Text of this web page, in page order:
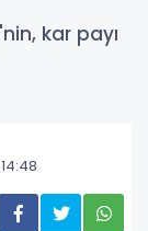
kar payı